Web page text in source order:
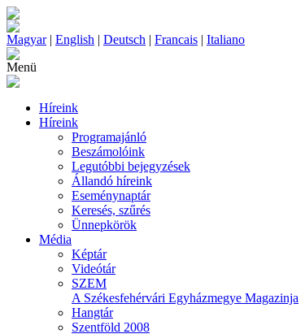
Magyar| English | Deutsch | Francais | Italiano
Menü
Híreink
Híreink
Programajánló
Beszámolóink
Legutóbbi bejegyzések
Állandó híreink
Eseménynaptár
Keresés, szűrés
Ünnepkörök
Média
Képtár
Videótár
SZEM
A Székesfehérvári Egyházmegye Magazinja
Hangtár
Szentföld 2008